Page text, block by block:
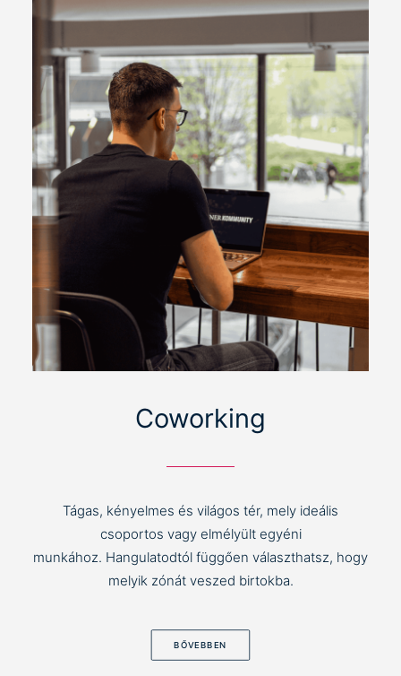
Coworking
Tágas, kényelmes és világos tér, mely ideális
csoportos vagy elmélyült egyéni
munkához. Hangulatodtól függően választhatsz, hogy
melyik zónát veszed birtokba.
BŐVEBBEN